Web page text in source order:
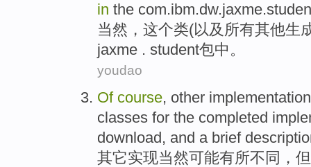
in the
当然 ， 这个类(以及 所有其他生
jaxme . student包中。
youdao
Of course, other
classes for the completed
download, and a brief
其它实现当然可能有所不同 ，